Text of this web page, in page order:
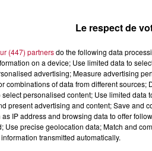
Le respect de
(447) partnersdo the following data
on a device; Use limited data to
advertising; Measure advertising
combinations of data from different
select personalised content; Use limited data
present advertising and content; Save and
as IP address and browsing data to offer
Use precise geolocation data; Match and
transmitted automatically.